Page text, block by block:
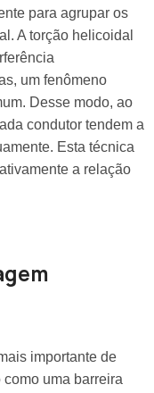
para agrupar os
A torção helicoidal
um fenômeno
Desse modo, ao
condutor tendem a
Esta técnica
a relação
importante de
como uma barreira